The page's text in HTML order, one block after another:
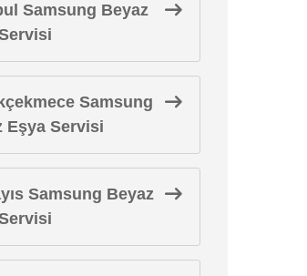
Samsung Beyaz
Samsung
Eşya Servisi
Samsung Beyaz